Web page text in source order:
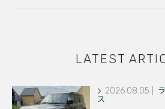
LATEST
2026.08.05
ス